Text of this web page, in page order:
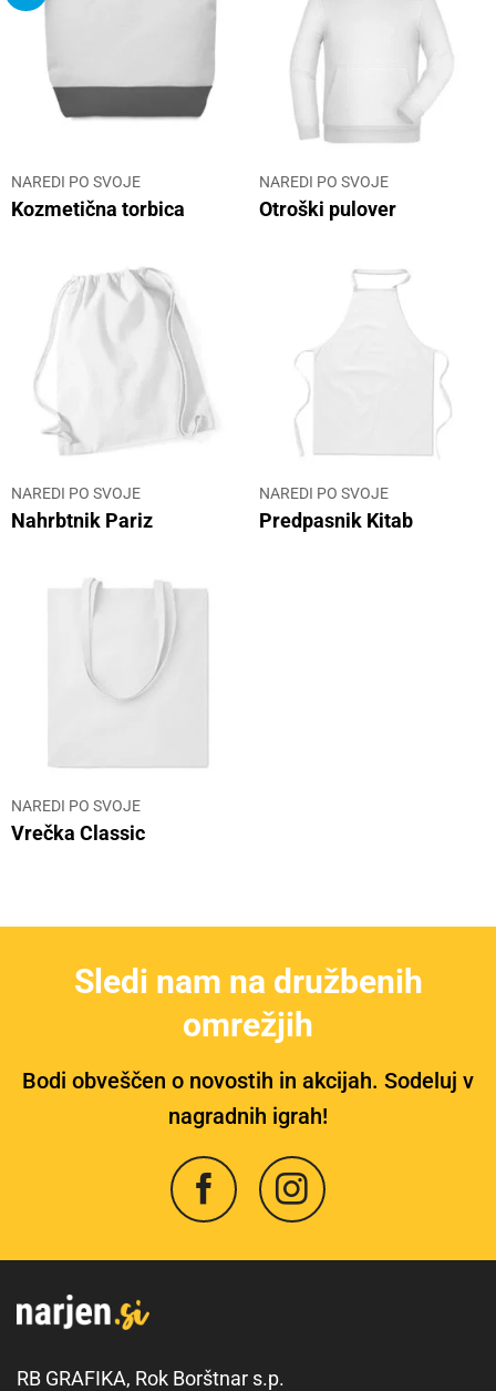
NAREDI PO SVOJE
Kozmetična torbica
NAREDI PO SVOJE
Otroški pulover
NAREDI PO SVOJE
Nahrbtnik Pariz
NAREDI PO SVOJE
Predpasnik Kitab
NAREDI PO SVOJE
Vrečka Classic
Sledi nam na družbenih
omrežjih
Bodi obveščen o novostih in akcijah. Sodeluj v
nagradnih igrah!
RB GRAFIKA, Rok Borštnar s.p.